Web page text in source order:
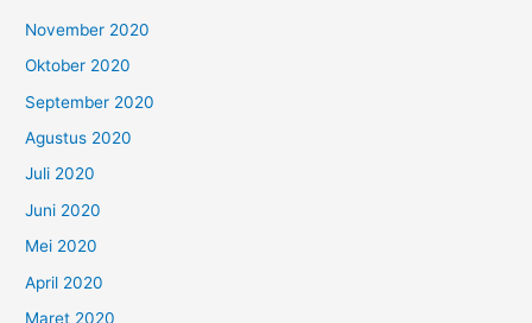
November 2020
Oktober 2020
September 2020
Agustus 2020
Juli 2020
Juni 2020
Mei 2020
April 2020
Maret 2020